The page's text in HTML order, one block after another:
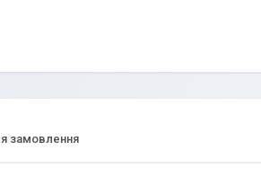
замовлення